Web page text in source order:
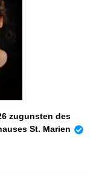
zugunsten des
St. Marien